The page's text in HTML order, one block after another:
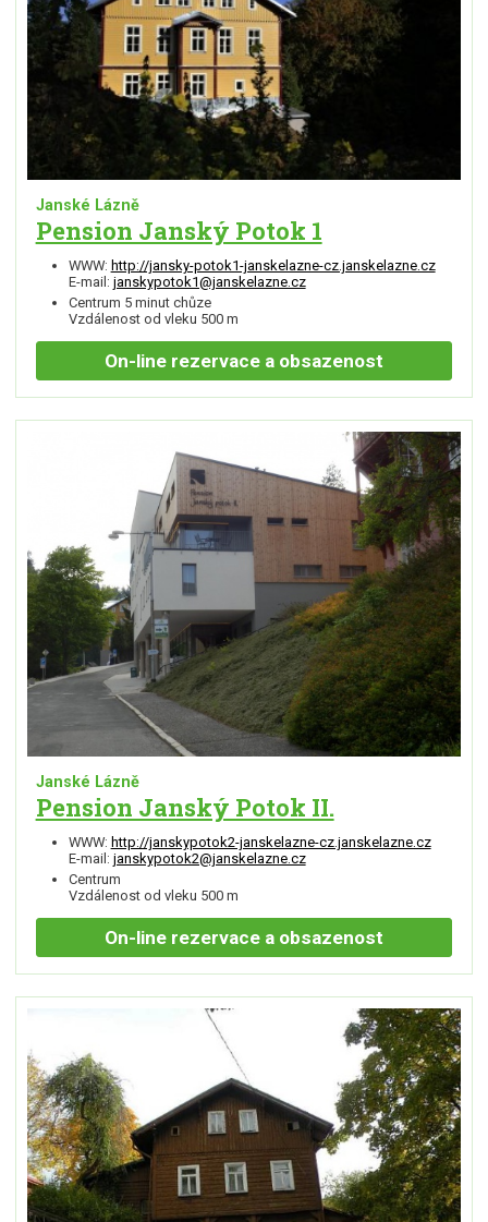
Janské Lázně
Pension Janský Potok 1
WWW: http://jansky-potok1-janskelazne-cz.janskelazne.cz
E-mail: janskypotok1@janskelazne.cz
Centrum 5 minut chůze
Vzdálenost od vleku 500 m
On-line rezervace a obsazenost
Janské Lázně
Pension Janský Potok II.
WWW: http://janskypotok2-janskelazne-cz.janskelazne.cz
E-mail: janskypotok2@janskelazne.cz
Centrum
Vzdálenost od vleku 500 m
On-line rezervace a obsazenost